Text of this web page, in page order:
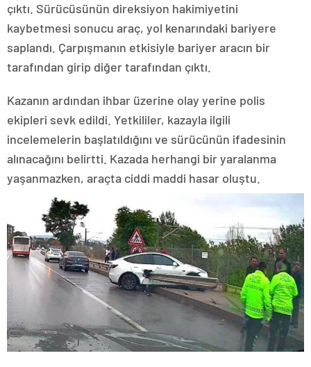
çıktı. Sürücüsünün direksiyon hakimiyetini
kaybetmesi sonucu araç, yol kenarındaki bariyere
saplandı. Çarpışmanın etkisiyle bariyer aracın bir
tarafından girip diğer tarafından çıktı.
Kazanın ardından ihbar üzerine olay yerine polis
ekipleri sevk edildi. Yetkililer, kazayla ilgili
incelemelerin başlatıldığını ve sürücünün ifadesinin
alınacağını belirtti. Kazada herhangi bir yaralanma
yaşanmazken, araçta ciddi maddi hasar oluştu.